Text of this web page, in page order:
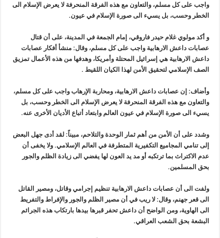
واجب على كل مسلم، والتعاون مع هذه الفرقة المنحرفة لا يعرض الإسلام الى
الخطر وحسب، بل يسيء الى صورة الإسلام في عيون.
و أكد مولوي غلام حيدر فاروقي، إمام الجمعة في المدينة، على أن قتال
عصابات داعش الارهابية واجب على كل مسلم، وقال: منشأ أفكار عصابات
داعش الارهابية هي إسرائيل المحتلة وأمريكا، وهدفها من هذه الأعمال تمزيق
الصف الإسلامي لتحقيق الأمن لهذا الكيان اللقيط .
وأضاف: إن عصابات داعش الارهابية، ومحاربة الإرهاب واجب على كل مسلم،
والتعاون مع هذه الفرقة المنحرفة لا يعرض الإسلام الى الخطر وحسب، بل
يسيء الى صورة الإسلام في عيون العالم وابتعاد أتباع الأديان الأخرى عنه.
وشدد على أن الأمن من أهم ثمار الوحدة والتلاحم، مبيناً: لقد أدى جهل البعض
إلى تنامي المجاميع التكفيرية المتطرفة في العالم الإسلامي. ولا يخفى أن
عدم الاكتراث بما ترتكبه أو مد يد العون لها يفضي الى زيادة الظلم والجور
بحق المسلمين.
ولفت الى أن عصابات داعش الارهابية تنظيم إجرامي وقاتل، ومصير القاتل
الى قعر جهنم، وقال: لا ريب في أن مصير الظلم والجور والإفراط والتفريط
الى الهاوية، ومن الواضح أن داعش تحفر قبرها بيدها بارتكاب هذه الجرائم
البشعة بحق الشعب العراقي.